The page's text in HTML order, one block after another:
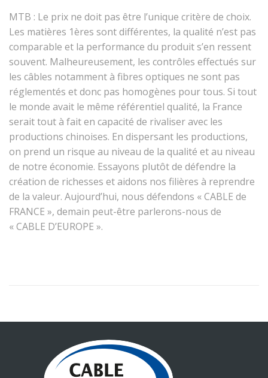
MTB : Le prix ne doit pas être l’unique critère de choix.
Les matières 1ères sont différentes, la qualité n’est pas
comparable et la performance du produit s’en ressent
souvent. Malheureusement, les contrôles effectués sur
les câbles notamment à fibres optiques ne sont pas
réglementés et donc pas homogènes pour tous. Si tout
le monde avait le même référentiel qualité, la France
serait tout à fait en capacité de rivaliser avec les
productions chinoises. En dispersant les productions,
on prend un risque au niveau de la qualité et au niveau
de notre économie. Essayons plutôt de défendre la
création de richesses et aidons nos filières à reprendre
de la valeur. Aujourd’hui, nous défendons « CABLE de
FRANCE », demain peut-être parlerons-nous de
« CABLE D’EUROPE ».